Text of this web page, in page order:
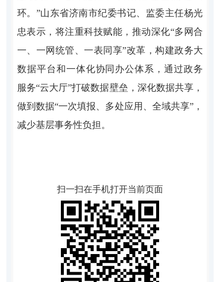
环。”山东省济南市纪委书记、监委主任杨光
忠表示，将注重科技赋能，推动深化“多网合
一、一网统管、一表同享”改革，构建政务大
数据平台和一体化协同办公体系，通过政务
服务“云大厅”打破数据壁垒，深化数据共享，
做到数据“一次填报、多处应用、全域共享”，
减少基层事务性负担。
扫一扫在手机打开当前页面